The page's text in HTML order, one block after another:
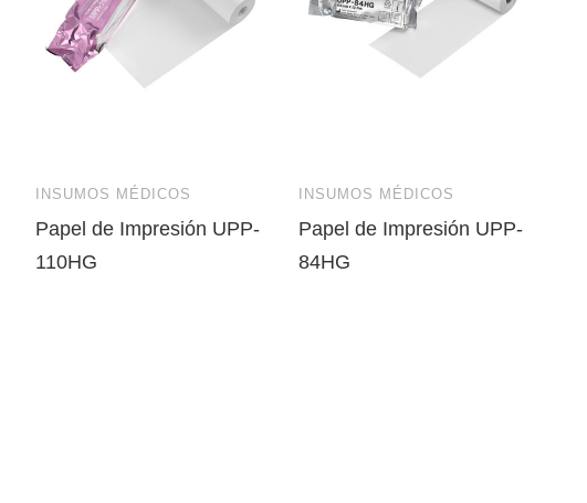
INSUMOS MÉDICOS
Papel de Impresión UPP-
110HG
INSUMOS MÉDICOS
Papel de Impresión UPP-
84HG